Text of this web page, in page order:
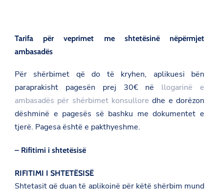
Tarifa për veprimet me shtetësinë nëpërmjet
ambasadës
Për shërbimet që do të kryhen, aplikuesi bën
paraprakisht pagesën prej 30€ në llogarinë e
ambasadës për shërbimet konsullore dhe e dorëzon
dëshminë e pagesës së bashku me dokumentet e
tjerë. Pagesa është e pakthyeshme.
– Rifitimi i shtetësisë
RIFITIMI I SHTETËSISË
Shtetasit që duan të aplikojnë për këtë shërbim mund